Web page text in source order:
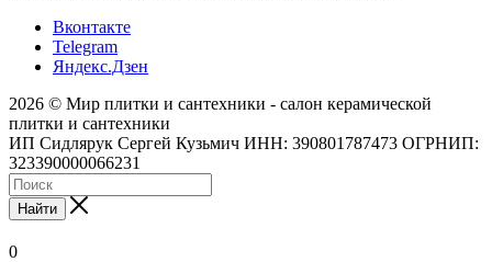
Вконтакте
Telegram
Яндекс.Дзен
2026 © Мир плитки и сантехники - салон керамической
плитки и сантехники
ИП Сидлярук Сергей Кузьмич ИНН: 390801787473 ОГРНИП:
323390000066231
Найти
0